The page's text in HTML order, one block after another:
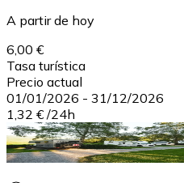
A partir de hoy
6,00 €
Tasa turística
Precio actual
01/01/2026 - 31/12/2026
1,32 € /24h